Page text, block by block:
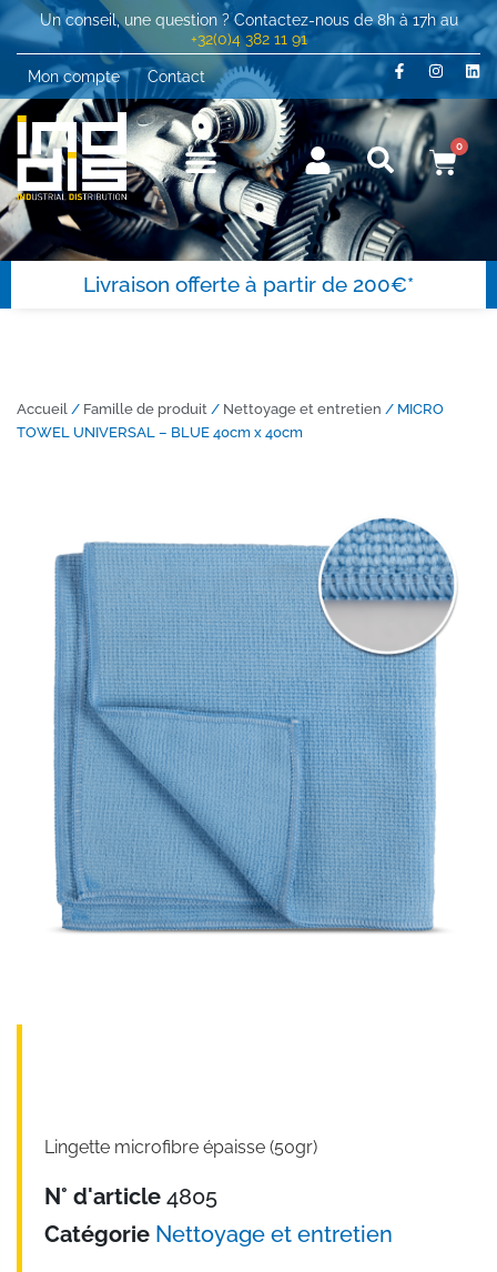
Un conseil, une question ? Contactez-nous de 8h à 17h au
+32(0)4 382 11 91
Mon compte
Contact
0
Livraison offerte à partir de 200€*
Accueil / Famille de produit / Nettoyage et entretien / MICRO
TOWEL UNIVERSAL – BLUE 40cm x 40cm
Lingette microfibre épaisse (50gr)
N° d'article 4805
Catégorie Nettoyage et entretien